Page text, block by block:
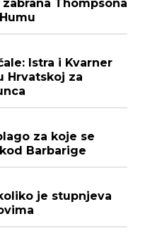
Thompsona
Istra i Kvarner
Hrvatskoj za
za koje se
Barbarige
je stupnjeva